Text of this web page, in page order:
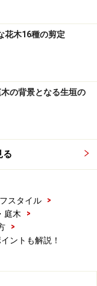
杉皮や幹巻きテ
から縄などで固定
、根に水分がしっ
ぎ込みます。土が
の土を埋め戻し、
は終わりです。
花木16種の剪定
の背景となる生垣の
る
スタイル
>
庭木
>
>
ントも解説！